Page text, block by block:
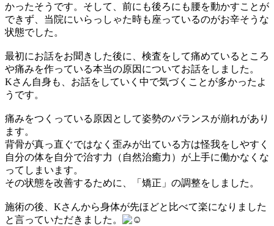
かったそうです。そして、前にも後ろにも腰を動かすことが
できず、当院にいらっしゃた時も座っているのがお辛そうな
状態でした。
最初にお話をお聞きした後に、検査をして痛めているところ
や痛みを作っている本当の原因についてお話をしました。
Kさん自身も、お話をしていく中で気づくことが多かったよ
うです。
痛みをつくっている原因として姿勢のバランスが崩れがあり
ます。
背骨が真っ直ぐではなく歪みが出ている方は怪我をしやすく
自分の体を自分で治す力（自然治癒力）が上手に働かなくな
ってしまいます。
その状態を改善するために、「矯正」の調整をしました。
施術の後、Kさんから身体が先ほどと比べて楽になりました
と言っていただきました。